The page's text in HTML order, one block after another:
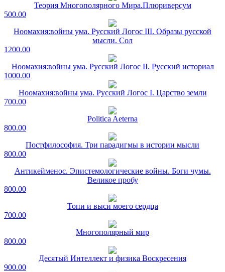
Теория Многополярного Мира.Плюриверсум
500.00
Ноомахия:войны ума. Русский Логос III. Образы русской
мысли. Сол
1200.00
Ноомахия:войны ума. Русский Логос II. Русский историал
1000.00
Ноомахия:войны ума. Русский Логос I. Царство земли
700.00
Politica Aeterna
800.00
Постфилософия. Три парадигмы в истории мысли
800.00
Антикейменос. Эпистемологические войны. Боги чумы.
Великое пробу
800.00
Топи и выси моего сердца
700.00
Многополярный мир
800.00
Десятый Интеллект и физика Воскресения
900.00